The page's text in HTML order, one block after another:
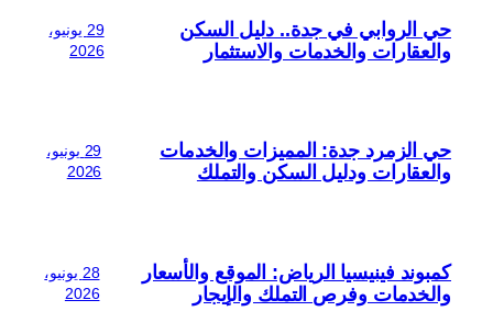
حي الروابي في جدة.. دليل السكن
والعقارات والخدمات والاستثمار
29 يونيو،
2026
حي الزمرد جدة: المميزات والخدمات
والعقارات ودليل السكن والتملك
29 يونيو،
2026
كمبوند فينيسيا الرياض: الموقع والأسعار
والخدمات وفرص التملك والإيجار
28 يونيو،
2026